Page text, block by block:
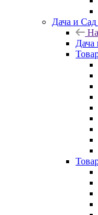
Дача и Сад
Дача